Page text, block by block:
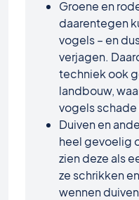
Groene en
daarentegen
vogels – en
verjagen.
techniek ook
landbouw,
vogels schade
Duiven en
heel gevoelig
zien deze als
ze schrikken
wennen